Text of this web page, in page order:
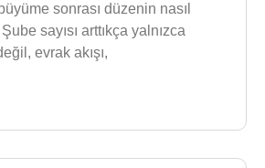
sonrası düzenin nasıl
sayısı arttıkça yalnızca
evrak akışı,